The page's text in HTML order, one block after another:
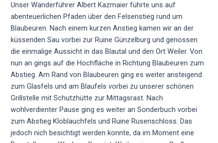
Unser Wanderführer Albert Kazmaier führte uns auf
abenteuerlichen Pfaden über den Felsenstieg rund um
Blaubeuren. Nach einem kurzen Anstieg kamen wir an der
küssenden Sau vorbei zur Ruine Günzelburg und genossen
die einmalige Aussicht in das Blautal und den Ort Weiler. Von
nun an gings auf die Hochfläche in Richtung Blaubeuren zum
Abstieg. Am Rand von Blaubeuren ging es weiter ansteigend
zum Glasfels und am Blaufels vorbei zu unserer schönen
Grillstelle mit Schutzhütte zur Mittagsrast. Nach
wohlverdienter Pause ging es weiter an Sonderbuch vorbei
zum Abstieg Kloblauchfels und Ruine Rusenschloss. Das
jedoch nich besichtigt werden konnte, da im Moment eine